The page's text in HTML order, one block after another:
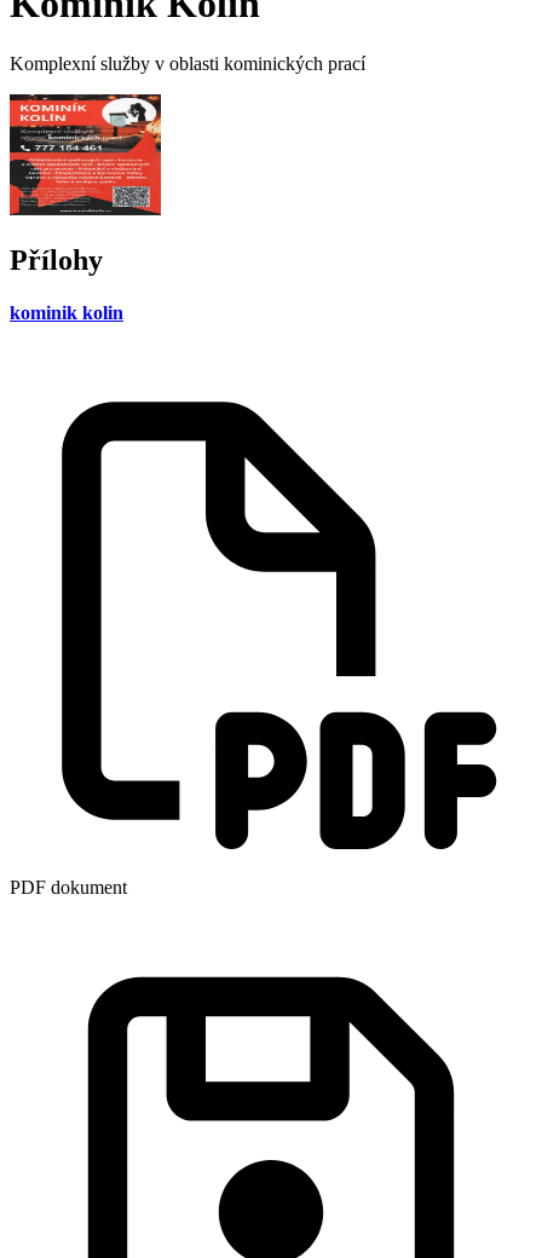
Komplexní služby v oblasti kominických prací
Přílohy
kominik kolin
PDF dokument